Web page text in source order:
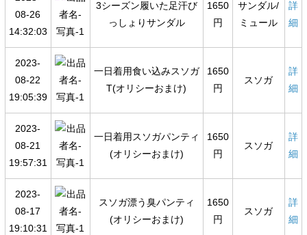
08-26
14:32:03
3シーズン履いた足汗び
っしょりサンダル
1650
円
サンダル/
ミュール
詳
細
2023-
08-22
19:05:39
一日着用食い込みスソガ
T(オリシーおまけ)
1650
円
スソガ
詳
細
2023-
08-21
19:57:31
一日着用スソガパンティ
(オリシーおまけ)
1650
円
スソガ
詳
細
2023-
08-17
19:10:31
スソガ漂う臭パンティ
(オリシーおまけ)
1650
円
スソガ
詳
細